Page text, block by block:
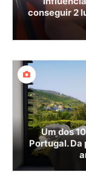
conseguir 2
Um dos
Portugal. Da